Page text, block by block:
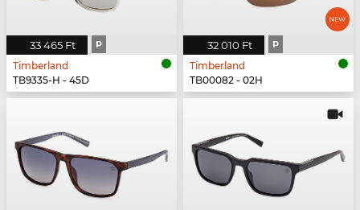
33 465 Ft P
Timberland
TB9335-H - 45D
32 010 Ft P
Timberland
TB00082 - 02H